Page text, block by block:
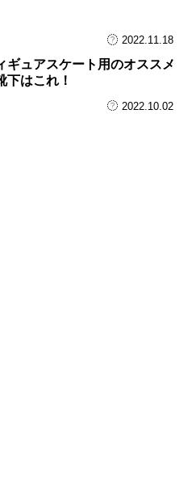
2022.11.18
ギュアスケート用のオススメ
下はこれ！
2022.10.02